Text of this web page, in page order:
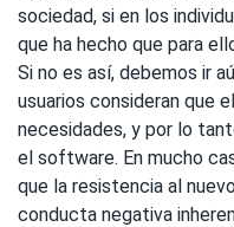
sociedad, si en los
que ha hecho que para
Si no es así, debemos ir
usuarios consideran que
necesidades, y por lo
el software. En mucho
que la resistencia al
conducta negativa